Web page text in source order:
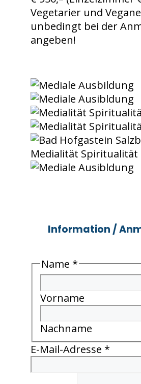
Vegetarier und
unbedingt bei der
angeben!
Information /
Name *
Vorname
Nachname
Nachricht
E-
E-Mail-Adresse *